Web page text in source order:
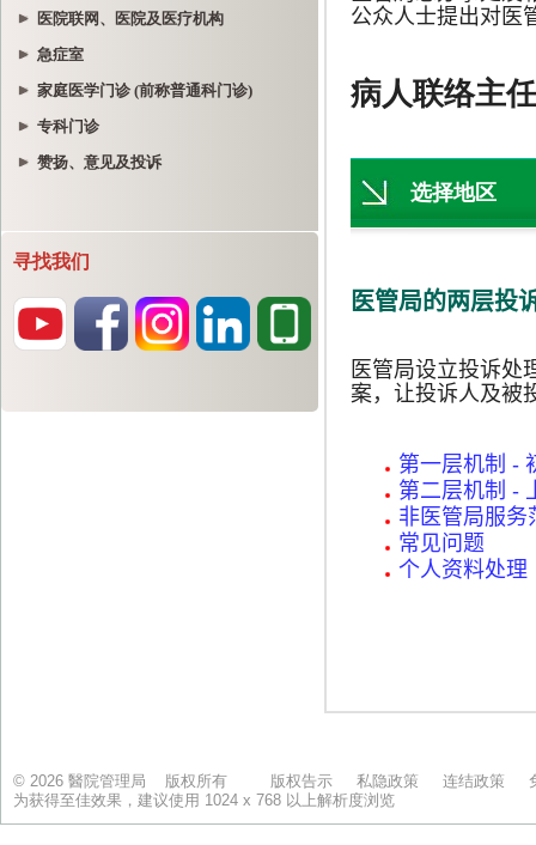
医院联网、医院及医疗机构
急症室
家庭医学门诊 (前称普通科门诊)
专科门诊
赞扬、意见及投诉
寻找我们
© 2026 醫院管理局 版权所有 版权告示 私隐政策 连结政策
为获得至佳效果，建议使用 1024 x 768 以上解析度浏览